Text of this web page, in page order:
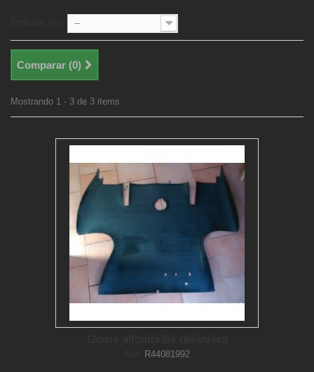
--
Comparar (0)
Mostrando 1 - 3 de 3 items
R44081992